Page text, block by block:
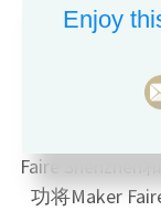
柴火创客空间
构， 自
Faire Shenzhen
功将Maker
Enjoy